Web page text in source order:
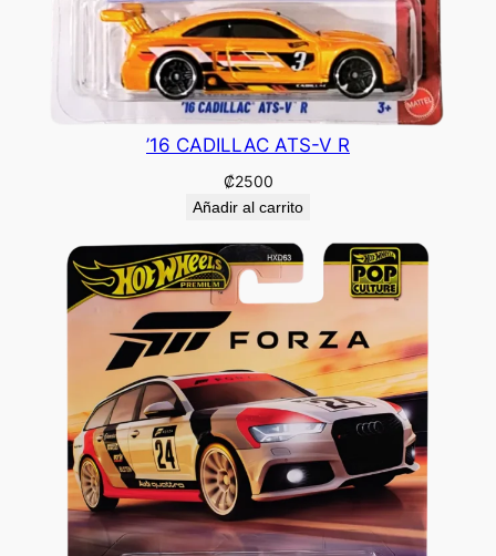
’16 CADILLAC ATS-V R
₡2500
Añadir al carrito